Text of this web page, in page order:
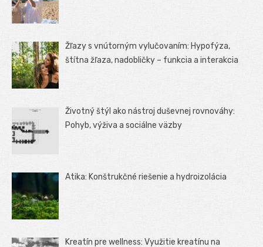
Žľazy s vnútorným vylučovaním: Hypofýza,
štítna žľaza, nadobličky – funkcia a interakcia
Životný štýl ako nástroj duševnej rovnováhy:
Pohyb, výživa a sociálne väzby
Atika: Konštrukčné riešenie a hydroizolácia
Kreatín pre wellness: Využitie kreatínu na